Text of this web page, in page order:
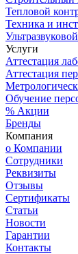
Тепловой
Техника и
Услуги
Аттестация
Аттестация
Обучение
% Акции
Бренды
Компания
о Компании
Сотрудники
Реквизиты
Отзывы
Сертификаты
Статьи
Новости
Гарантии
Контакты